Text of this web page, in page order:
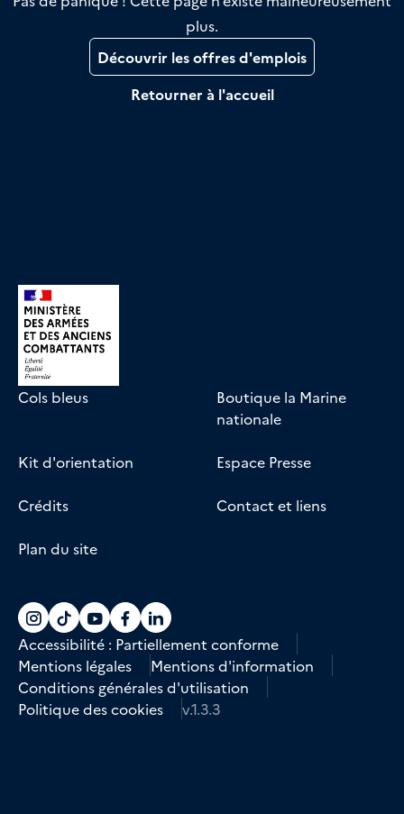
plus.
Découvrir les offres d'emplois
Retourner à l'accueil
Cols bleus
Boutique la Marine
nationale
Kit d'orientation Espace Presse
Crédits Contact et liens
Plan du site
Accéder au compte La marine recrute
Accéder au compte La marine recrute
Accéder au compte La marine
Accéder au compte La marine
Accéder au compte La
Accessibilité : Partiellement conforme
Mentions légales
Mentions d'information
Conditions générales d'utilisation
Politique des cookies
v.1.3.3